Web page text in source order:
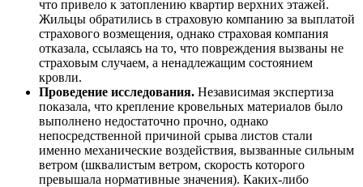
что привело к затоплению квартир верхних этажей.
Жильцы обратились в страховую компанию за выплатой
страхового возмещения, однако страховая компания
отказала, ссылаясь на то, что повреждения вызваны не
страховым случаем, а ненадлежащим состоянием
кровли.
Проведение исследования. Независимая экспертиза
показала, что крепление кровельных материалов было
выполнено недостаточно прочно, однако
непосредственной причиной срыва листов стали
именно механические воздействия, вызванные сильным
ветром (шквалистым ветром, скорость которого
превышала нормативные значения). Каких-либо